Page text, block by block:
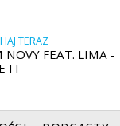
TERAZ
NOVY FEAT. LIMA -
IT